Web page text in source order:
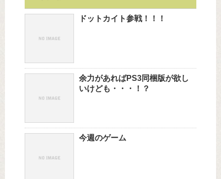
ドットカイト参戦！！！
余力があればPS3同梱版が欲し
いけども・・・！？
今週のゲーム